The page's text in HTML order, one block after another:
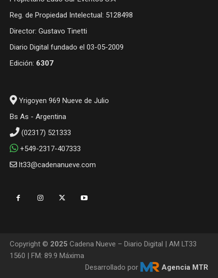
Reg. de Propiedad Intelectual: 5128498
Director: Gustavo Tinetti
Diario Digital fundado el 03-05-2009
Edición: 6307
Yrigoyen 969 Nueve de Julio
Bs As - Argentina
(02317) 521333
+549-2317-407333
lt33@cadenanueve.com
Copyright © 2025 Cadena Nueve – Diario Digital | AM LT33
1560 | FM: 89.9 Máxima
Desarrollado por
Agencia MTR